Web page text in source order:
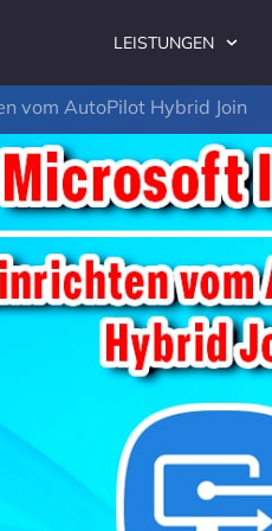
LEISTUNGEN
vom AutoPilot Hybrid Join